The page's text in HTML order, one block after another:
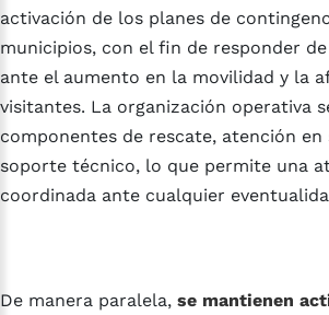
activación de los planes de
municipios, con el fin de responder
ante el aumento en la movilidad y la
visitantes. La organización operativa
componentes de rescate, atención en
soporte técnico, lo que permite una
coordinada ante cualquier
De manera paralela, se mantienen